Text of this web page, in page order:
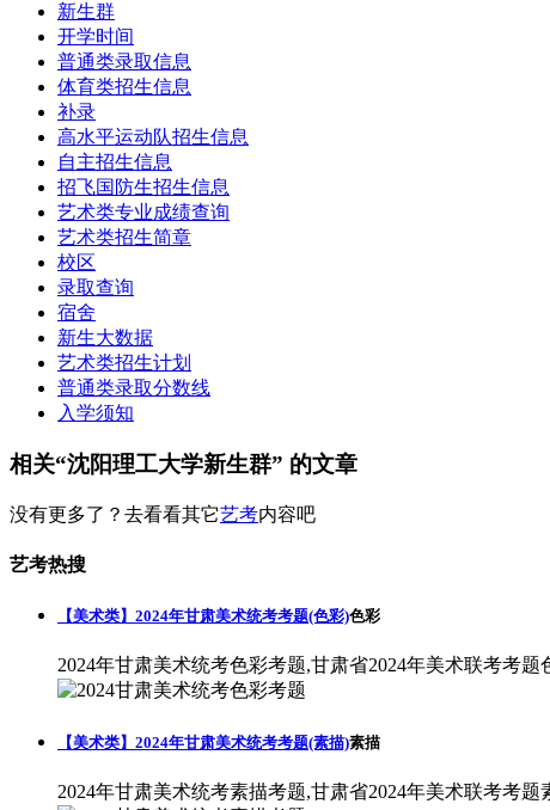
新生群
开学时间
普通类录取信息
体育类招生信息
补录
高水平运动队招生信息
自主招生信息
招飞国防生招生信息
艺术类专业成绩查询
艺术类招生简章
校区
录取查询
宿舍
新生大数据
艺术类招生计划
普通类录取分数线
入学须知
相关“沈阳理工大学新生群” 的文章
没有更多了？去看看其它艺考内容吧
艺考热搜
【美术类】2024年甘肃美术统考考题(色彩)色彩
2024年甘肃美术统考色彩考题,甘肃省2024年美术联考考题
【美术类】2024年甘肃美术统考考题(素描)素描
2024年甘肃美术统考素描考题,甘肃省2024年美术联考考题